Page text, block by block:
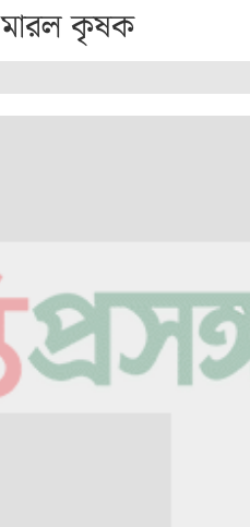
মারল কৃষক